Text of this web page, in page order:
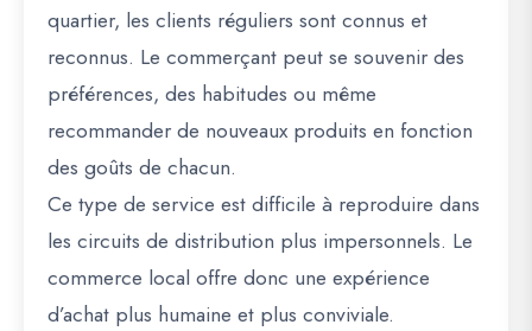
quartier, les clients réguliers sont connus et
reconnus. Le commerçant peut se souvenir des
préférences, des habitudes ou même
recommander de nouveaux produits en fonction
des goûts de chacun.
Ce type de service est difficile à reproduire dans
les circuits de distribution plus impersonnels. Le
commerce local offre donc une expérience
d’achat plus humaine et plus conviviale.